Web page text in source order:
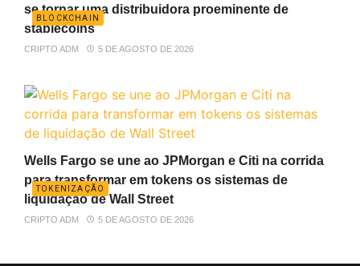
BLOCKCHAIN
se tornar uma distribuidora proeminente de
stablecoins
CRIPTO ADM 5 DE AGOSTO DE 2026
TOKENIZAÇÃO
Wells Fargo se une ao JPMorgan e Citi na corrida
para transformar em tokens os sistemas de
liquidação de Wall Street
CRIPTO ADM 5 DE AGOSTO DE 2026